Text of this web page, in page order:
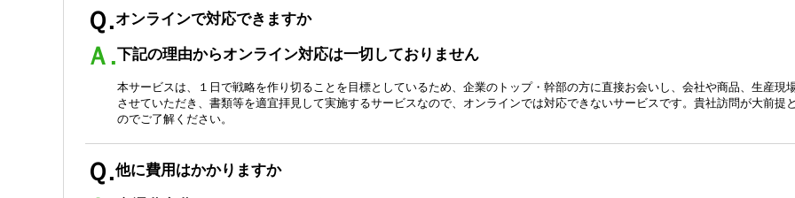
Ｑ.オンラインで対応できますか
Ａ.下記の理由からオンライン対応は一切しておりません
本サービスは、１日で戦略を作り切ることを目標としているため、企業のトップ・幹部の方に直接お会いし、会社や商品、生産現
させていただき、書類等を適宜拝見して実施するサービスなので、オンラインでは対応できないサービスです。貴社訪問が大前提
のでご了解ください。
Ｑ.他に費用はかかりますか